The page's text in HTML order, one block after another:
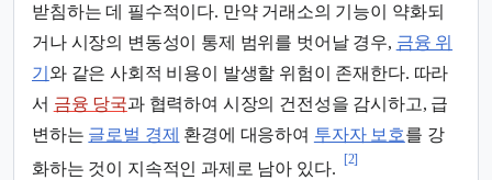
받침하는 데 필수적이다. 만약 거래소의 기능이 약화되
거나 시장의 변동성이 통제 범위를 벗어날 경우, 금융 위
기 와 같은 사회적 비용이 발생할 위험이 존재한다. 따라
서 금융 당국과 협력하여 시장의 건전성을 감시하고, 급
변하는 글로벌 경제 환경에 대응하여 투자자 보호를 강
화하는 것이 지속적인 과제로 남아 있다.
[2]